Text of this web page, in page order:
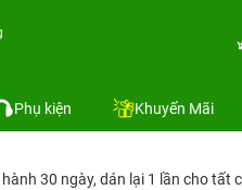
Phụ kiện Khuyến Mãi
hành 30 ngày, dán lại 1 lần cho tất